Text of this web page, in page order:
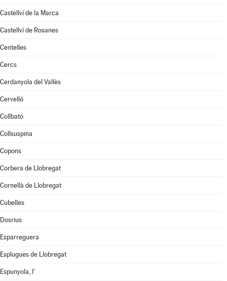
Castellví de la Marca
Castellví de Rosanes
Centelles
Cercs
Cerdanyola del Vallès
Cervelló
Collbató
Collsuspina
Copons
Corbera de Llobregat
Cornellà de Llobregat
Cubelles
Dosrius
Esparreguera
Esplugues de Llobregat
Espunyola, l'